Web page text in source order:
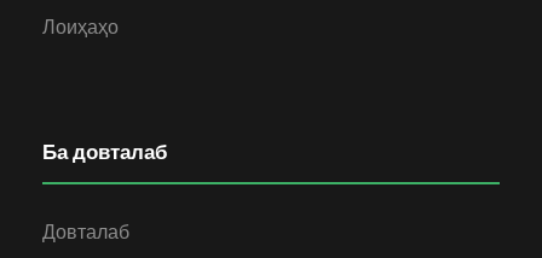
Лоиҳаҳо
Ба довталаб
Довталаб